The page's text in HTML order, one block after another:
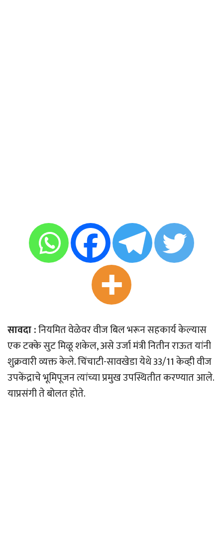
सावदा :नियमित वेळेवर वीज बिल भरून सहकार्य केल्यास
एक टक्के सुट मिळू शकेल, असे उर्जा मंत्री नितीन राऊत यांनी
शुक्रवारी व्यक्त केले. चिंचाटी-सावखेडा येथे 33/11 केव्ही वीज
उपकेंद्राचे भूमिपूजन त्यांच्या प्रमुख उपस्थितीत करण्यात आले.
याप्रसंगी ते बोलत होते.